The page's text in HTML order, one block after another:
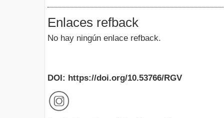
Enlaces refback
No hay ningún enlace refback.
DOI: https://doi.org/10.53766/RGV